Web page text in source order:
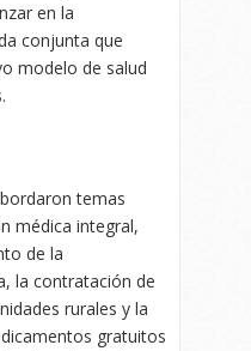
en la
conjunta que
modelo de salud
temas
médica integral,
de la
la contratación de
rurales y la
gratuitos